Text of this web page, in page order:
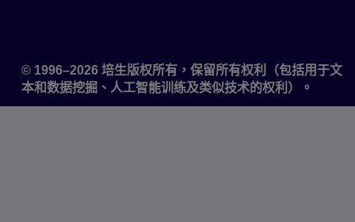
© 1996–2026 培生版权所有，保留所有权利（包括用于文
本和数据挖掘、人工智能训练及类似技术的权利）。